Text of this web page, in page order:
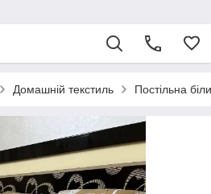
Домашній текстиль Постільна